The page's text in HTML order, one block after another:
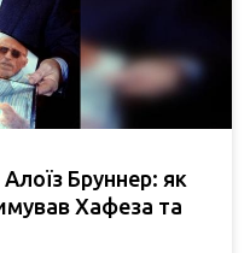
Бруннер: як
Хафеза та